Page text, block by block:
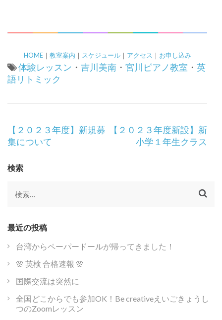
HOME｜ 教室案内 ｜ スケジュール｜ アクセス ｜ お申し込み
体験レッスン ・ 吉川美南 ・ 宮川ピアノ教室 ・ 英
語リトミック
投
稿
ビ
ゲ
ー
シ
ン
【２０２３年度】新規募
集について
【２０２３年度新設】新
小学１年生クラス
検索
検
最近の投稿
台湾からペーパードールが帰ってきました！
🌸 英検 合格速報 🌸
国際交流は突然に
全国どこからでも参加OK！Be creativeえいごきょうし
つのZoomレッスン